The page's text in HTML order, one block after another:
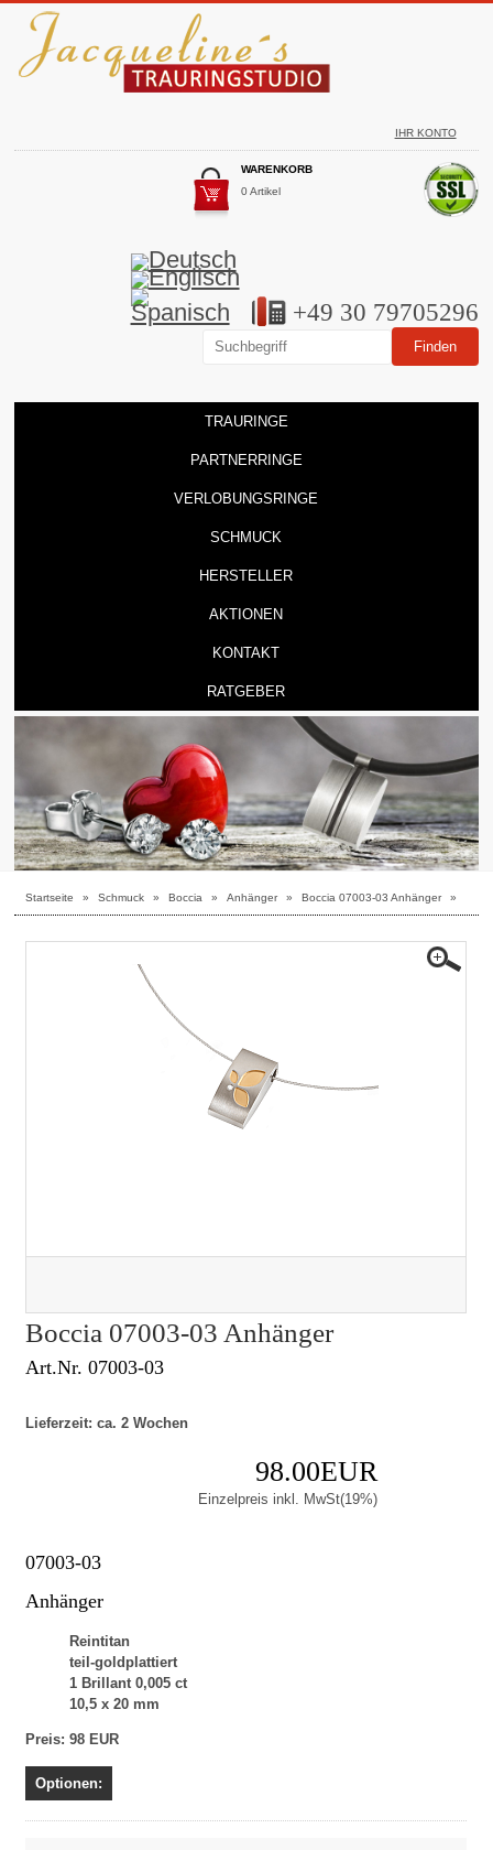
IHR KONTO
WARENKORB
0 Artikel
+49 30 79705296
TRAURINGE
PARTNERRINGE
VERLOBUNGSRINGE
SCHMUCK
HERSTELLER
AKTIONEN
KONTAKT
RATGEBER
Startseite » Schmuck » Boccia » Anhänger » Boccia 07003-03 Anhänger »
Boccia 07003-03 Anhänger
Art.Nr. 07003-03
Lieferzeit: ca. 2 Wochen
98.00EUR
Einzelpreis inkl. MwSt(19%)
07003-03
Anhänger
Reintitan
teil-goldplattiert
1 Brillant 0,005 ct
10,5 x 20 mm
Preis: 98 EUR
Optionen: